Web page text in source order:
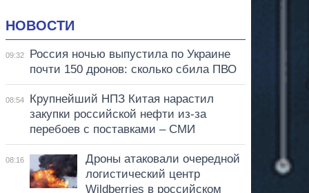
НОВОСТИ
09:32
Россия ночью выпустила по Украине
почти 150 дронов: сколько сбила ПВО
08:54
Крупнейший НПЗ Китая нарастил
закупки российской нефти из-за
перебоев с поставками – СМИ
08:16
Дроны атаковали очередной
логистический центр
Wildberries в российском